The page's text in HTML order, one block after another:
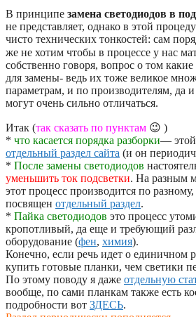
В принципе замена светодиодов в
не представляет, однако в этой
чисто технических тонкостей: сам
же не хотим чтобы в процессе у нас
собственно говоря, вопрос о том
для замены- ведь их тоже великое
параметрам, и по производителям, да
могут очень сильно отличаться.
Итак (так сказать по пунктам 😉 )
* что касается порядка разборки— этой
отдельный раздел сайта (и он
* После замены светодиодов
уменьшить ток подсветки. На разным
этот процесс производится по
посвящен отдельный раздел.
* Пайка светодиодов это процесс
кропотливый, да еще и требующий
оборудование (фен, химия).
Конечно, если речь идет о единичном
купить готовые планки, чем светики
По этому поводу я даже отдельную
вообще, по сами планкам также есть
подробности вот ЗДЕСЬ.